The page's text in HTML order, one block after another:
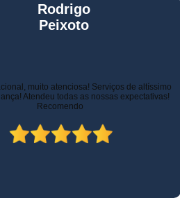
Jorge Eduardo
Rizzotti
fui muito bem atendido na hora da venda e
demoraram para marcar a instalação e o
cuidado com meu carro. Estou trocando de
e vou instalar no outro! Recomendo!